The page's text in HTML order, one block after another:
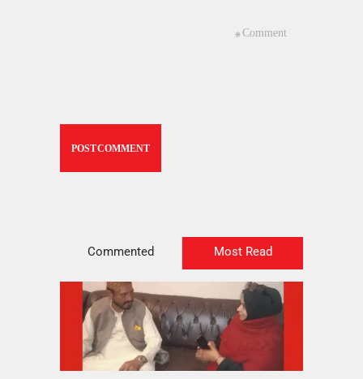
Most Read
Commented